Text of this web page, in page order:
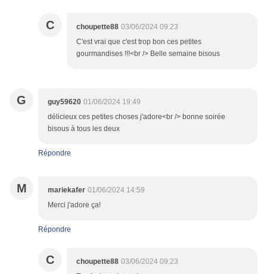
C choupette88 03/06/2024 09:23
C'est vrai que c'est trop bon ces petites
gourmandises !!!<br /> Belle semaine bisous
G guy59620 01/06/2024 19:49
délicieux ces petites choses j'adore<br /> bonne soirée
bisous à tous les deux
Répondre
M mariekafer 01/06/2024 14:59
Merci j'adore ça!
Répondre
C choupette88 03/06/2024 09:23